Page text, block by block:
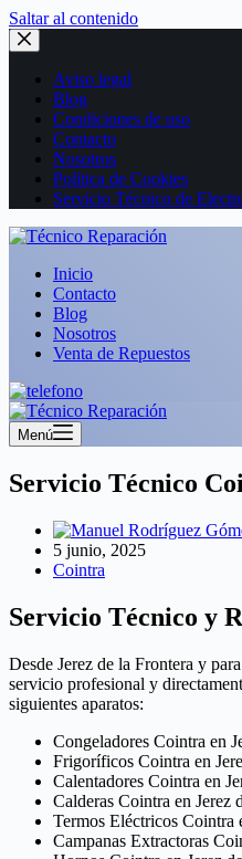
Saltar al contenido
Aviso legal
Blog
Condiciones de uso
Contacto
Nosotros
Política de Cookies
Servicio Técnico de
Inicio
Contacto
Blog
Nosotros
Venta de Repuestos
Menú
Servicio Técnico
5 junio, 2025
Cointra
Servicio Técnico y
Desde Jerez de la Frontera y
servicio profesional y
siguientes aparatos:
Congeladores Cointra en
Frigoríficos Cointra en
Calentadores Cointra en
Calderas Cointra en Jerez
Termos Eléctricos Cointra
Campanas Extractoras